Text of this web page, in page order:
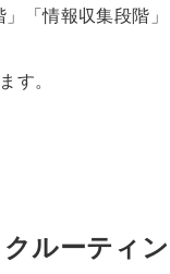
「情報収集段階
す。
ルーティ